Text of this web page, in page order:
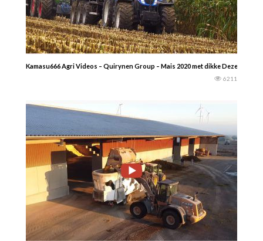
Kamasu666 Agri Videos – Quirynen Group – Mais 2020 met dikke Dezeure
6211